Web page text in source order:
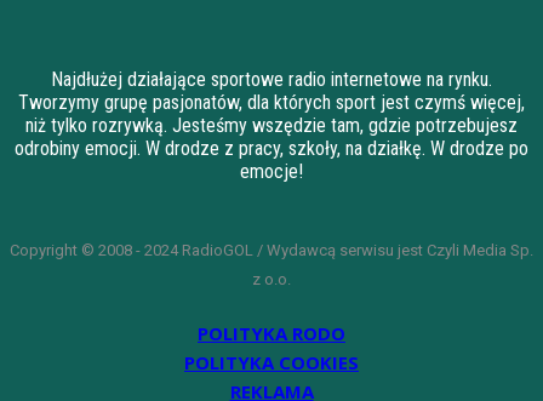
Najdłużej działające sportowe radio internetowe na rynku.
Tworzymy grupę pasjonatów, dla których sport jest czymś więcej,
niż tylko rozrywką. Jesteśmy wszędzie tam, gdzie potrzebujesz
odrobiny emocji. W drodze z pracy, szkoły, na działkę. W drodze po
emocje!
Copyright © 2008 - 2024 RadioGOL / Wydawcą serwisu jest Czyli Media Sp.
z o.o.
POLITYKA RODO
POLITYKA COOKIES
REKLAMA